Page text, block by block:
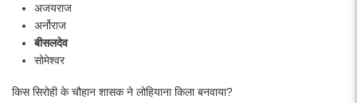
अजयराज
अर्नोराज
बीसलदेव
सोमेश्वर
किस सिरोही के चौहान शासक ने लोहियाना किला बनवाया?